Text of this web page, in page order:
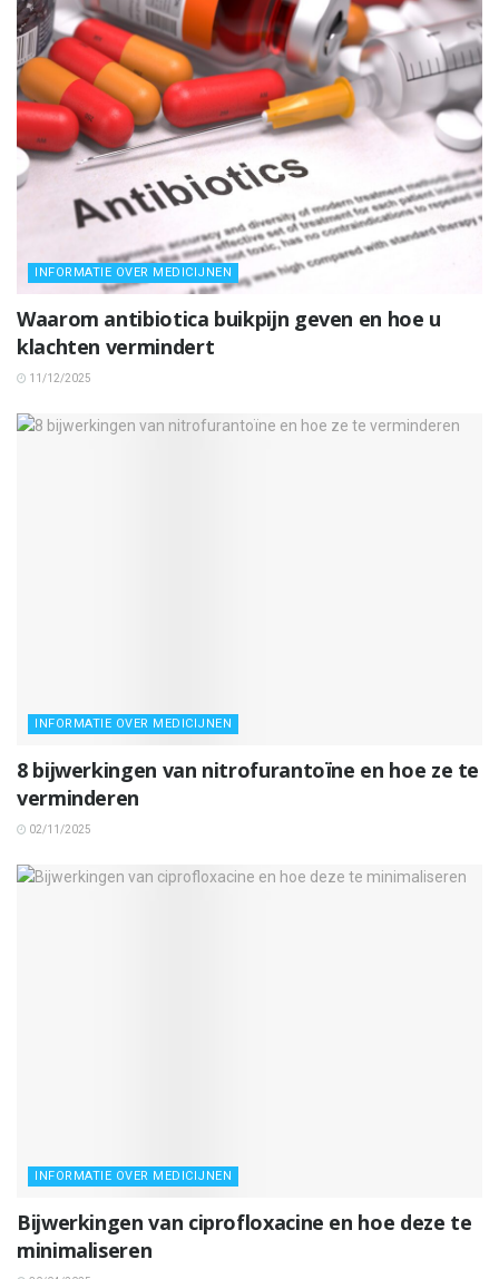
INFORMATIE OVER MEDICIJNEN
Waarom antibiotica buikpijn geven en hoe u
klachten vermindert
11/12/2025
INFORMATIE OVER MEDICIJNEN
8 bijwerkingen van nitrofurantoïne en hoe ze te
verminderen
02/11/2025
INFORMATIE OVER MEDICIJNEN
Bijwerkingen van ciprofloxacine en hoe deze te
minimaliseren